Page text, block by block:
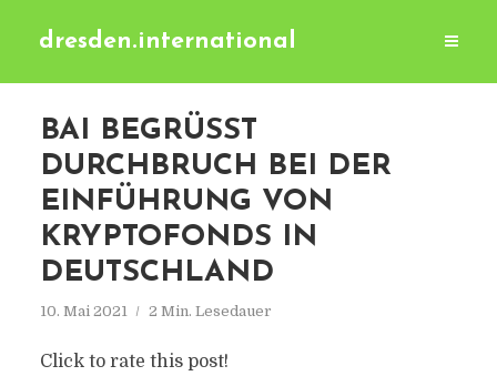
dresden.international
BAI BEGRÜSST D
URCHBRUCH BEI DER E
INFÜHRUNG VON K
RYPTOFONDS IN D
EUTSCHLAND
10. Mai 2021 2 Min. Lesedauer
Click to rate this post!